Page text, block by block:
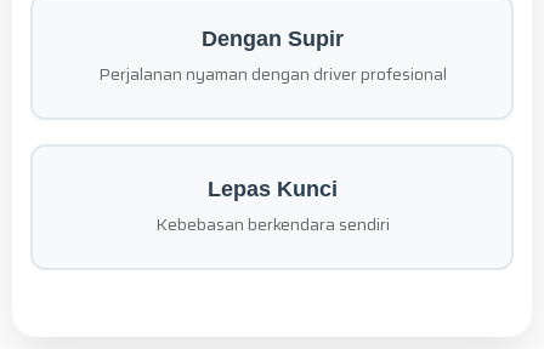
Dengan Supir
Perjalanan nyaman dengan driver profesional
Lepas Kunci
Kebebasan berkendara sendiri